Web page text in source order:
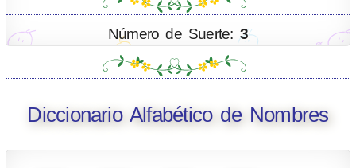
Número de Suerte: 3
Diccionario Alfabético de Nombres